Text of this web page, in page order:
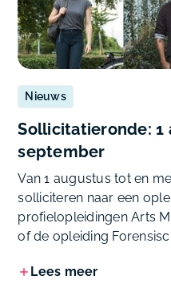
Nieuws
Sollicitatieronde:
september
Van 1 augustus tot en
solliciteren naar een
profielopleidingen Arts
of de opleiding
Lees meer